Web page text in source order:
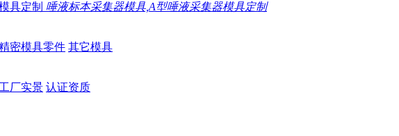
唾液标本采集器模具,A型唾液采集器模具定制
密模具零件 其它模具
工厂实景 认证资质